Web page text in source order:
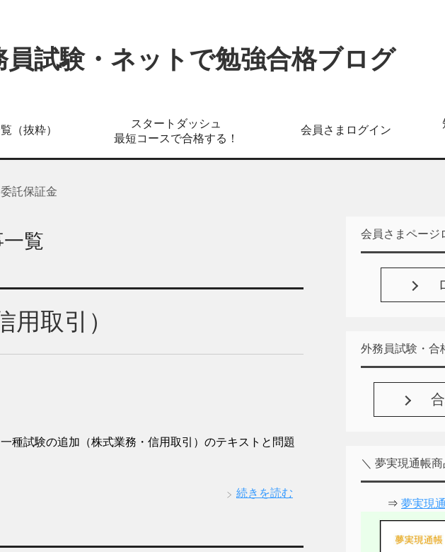
員試験・ネットで勉強合格ブログ
（抜粋）
スタートダッシュ
最短コースで合格する！
会員さまログイン
委託保証金
一覧
取引）
種試験の追加（株式業務・信用取引）のテキストと問題
続きを読む
会員さまページ
外務員試験・合
＼ 夢実現通帳
⇒ 夢実現